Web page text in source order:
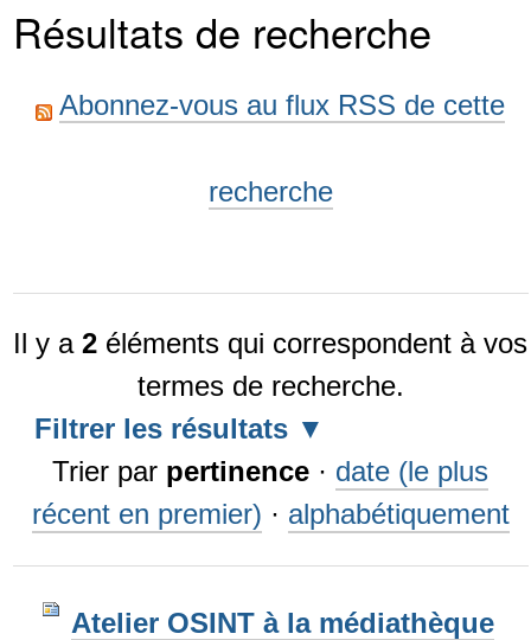
Résultats de recherche
Abonnez-vous au flux RSS de cette
recherche
Il y a2 éléments qui correspondent à vos
termes de recherche.
Filtrer les résultats
Trier par pertinence · date (le plus
récent en premier) · alphabétiquement
Atelier OSINT à la médiathèque